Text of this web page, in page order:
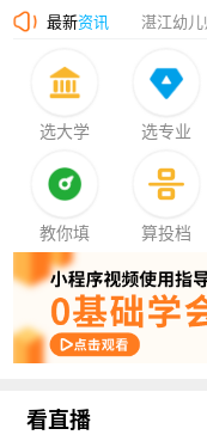
最新资讯
选大学 选专业
教你填 算投档
看直播